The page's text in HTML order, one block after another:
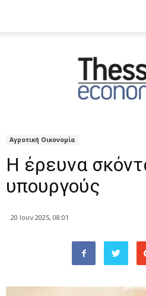
Αγροτική Οικονομία
Η έρευνα
υπουργούς
20 Ιουν 2025, 08:01